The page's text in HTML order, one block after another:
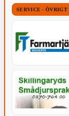
SERVICE - ÖVRIGT